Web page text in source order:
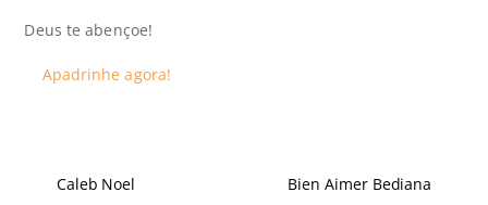
Deus te abençoe!
Apadrinhe agora!
Caleb Noel Bien Aimer Bediana